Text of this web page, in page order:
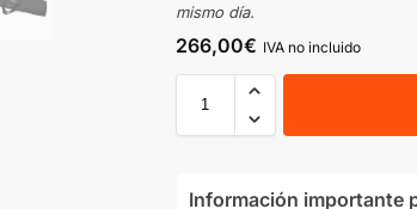
mismo día.
266,00€ IVA no incluido
Información importante